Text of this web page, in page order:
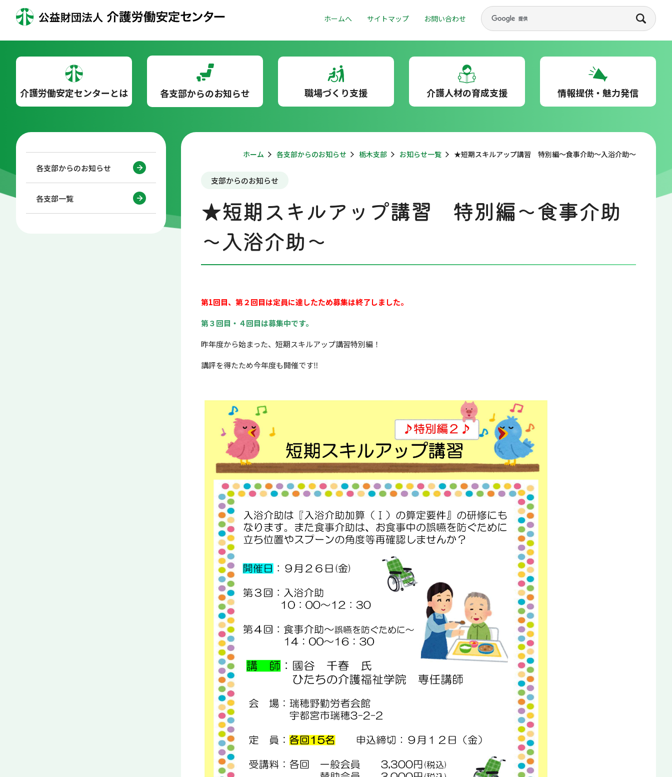
ホームへ サイトマップ お問い合わせ
介護労働安定センターとは 各支部からのお知らせ 職場づくり支援 介護人材の育成支援 情報提供・魅力発信
各支部からのお知らせ
各支部一覧
ホーム 各支部からのお知らせ 栃木支部 お知らせ一覧 ★短期スキルアップ講習 特別編～食事介助～入浴介助～
支部からのお知らせ
★短期スキルアップ講習 特別編～食事介助
～入浴介助～
第1回目、第２回目は定員に達したため募集は終了しました。
第３回目・４回目は募集中です。
昨年度から始まった、短期スキルアップ講習特別編！
講評を得たため今年度も開催です‼